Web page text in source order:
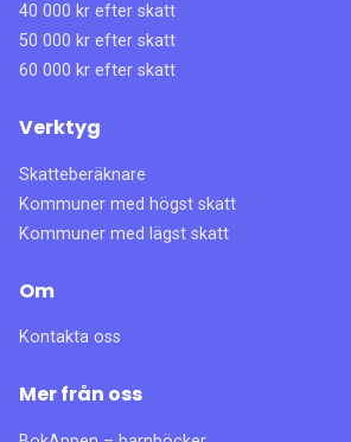
40 000 kr efter skatt
50 000 kr efter skatt
60 000 kr efter skatt
Verktyg
Skatteberäknare
Kommuner med högst skatt
Kommuner med lägst skatt
Om
Kontakta oss
Mer från oss